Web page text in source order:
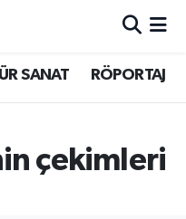
SANAT RÖPORTAJ
çekimleri